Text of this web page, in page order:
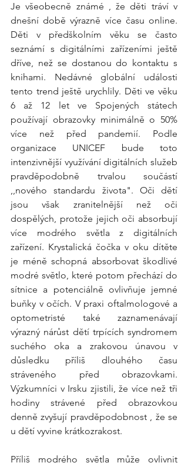
Je všeobecně známé , že děti tráví v
dnešní době výrazně více času online.
Děti v předškolním věku se často
seznámí s digitálními zařízeními ještě
dříve, než se dostanou do kontaktu s
knihami. Nedávné globální události
tento trend ještě urychlily. Děti ve věku
6 až 12 let ve Spojených státech
používají obrazovky minimálně o 50%
více než před pandemií. Podle
organizace UNICEF bude toto
intenzivnější využívání digitálních služeb
pravděpodobně trvalou součástí
,,nového standardu života". Oči dětí
jsou však zranitelnější než oči
dospělých, protože jejich oči absorbují
více modrého světla z digitálních
zařízení. Krystalická čočka v oku dítěte
je méně schopná absorbovat škodlivé
modré světlo, které potom přechází do
sítnice a potenciálně ovlivňuje jemné
buňky v očích. V praxi oftalmologové a
optometristé také zaznamenávají
výrazný nárůst dětí trpících syndromem
suchého oka a zrakovou únavou v
důsledku příliš dlouhého času
stráveného před obrazovkami.
Výzkumníci v Irsku zjistili, že více než tři
hodiny strávené před obrazovkou
denně zvyšují pravděpodobnost , že se
u dětí vyvine krátkozrakost.
Příliš modrého světla může ovlivnit